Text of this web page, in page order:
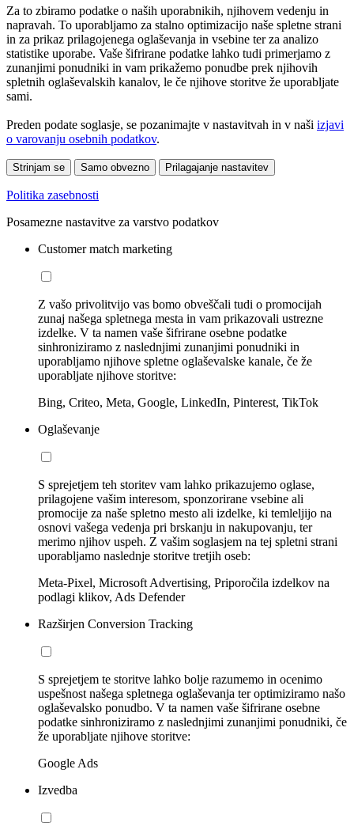
Za to zbiramo podatke o naših uporabnikih, njihovem vedenju in
napravah. To uporabljamo za stalno optimizacijo naše spletne strani
in za prikaz prilagojenega oglaševanja in vsebine ter za analizo
statistike uporabe. Vaše šifrirane podatke lahko tudi primerjamo z
zunanjimi ponudniki in vam prikažemo ponudbe prek njihovih
spletnih oglaševalskih kanalov, le če njihove storitve že uporabljate
sami.
Preden podate soglasje, se pozanimajte v nastavitvah in v naši izjavi
o varovanju osebnih podatkov.
Strinjam se Samo obvezno Prilagajanje nastavitev
Politika zasebnosti
Posamezne nastavitve za varstvo podatkov
Customer match marketing
Z vašo privolitvijo vas bomo obveščali tudi o promocijah
zunaj našega spletnega mesta in vam prikazovali ustrezne
izdelke. V ta namen vaše šifrirane osebne podatke
sinhroniziramo z naslednjimi zunanjimi ponudniki in
uporabljamo njihove spletne oglaševalske kanale, če že
uporabljate njihove storitve:
Bing, Criteo, Meta, Google, LinkedIn, Pinterest, TikTok
Oglaševanje
S sprejetjem teh storitev vam lahko prikazujemo oglase,
prilagojene vašim interesom, sponzorirane vsebine ali
promocije za naše spletno mesto ali izdelke, ki temleljijo na
osnovi vašega vedenja pri brskanju in nakupovanju, ter
merimo njihov uspeh. Z vašim soglasjem na tej spletni strani
uporabljamo naslednje storitve tretjih oseb:
Meta-Pixel, Microsoft Advertising, Priporočila izdelkov na
podlagi klikov, Ads Defender
Razširjen Conversion Tracking
S sprejetjem te storitve lahko bolje razumemo in ocenimo
uspešnost našega spletnega oglaševanja ter optimiziramo našo
oglaševalsko ponudbo. V ta namen vaše šifrirane osebne
podatke sinhroniziramo z naslednjimi zunanjimi ponudniki, če
že uporabljate njihove storitve:
Google Ads
Izvedba